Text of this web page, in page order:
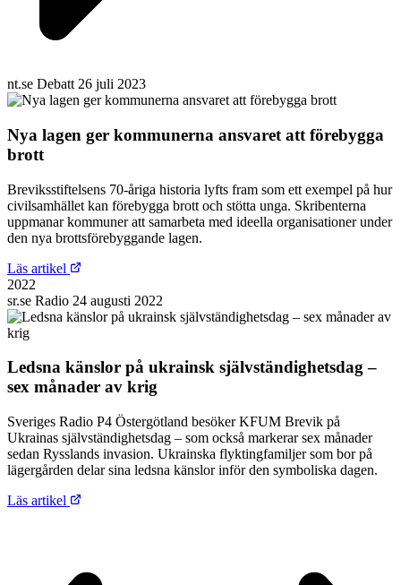
nt.se Debatt 26 juli 2023
Nya lagen ger kommunerna ansvaret att förebygga
brott
Breviksstiftelsens 70-åriga historia lyfts fram som ett exempel på hur
civilsamhället kan förebygga brott och stötta unga. Skribenterna
uppmanar kommuner att samarbeta med ideella organisationer under
den nya brottsförebyggande lagen.
Läs artikel
2022
sr.se Radio 24 augusti 2022
Ledsna känslor på ukrainsk självständighetsdag –
sex månader av krig
Sveriges Radio P4 Östergötland besöker KFUM Brevik på
Ukrainas självständighetsdag – som också markerar sex månader
sedan Rysslands invasion. Ukrainska flyktingfamiljer som bor på
lägergården delar sina ledsna känslor inför den symboliska dagen.
Läs artikel